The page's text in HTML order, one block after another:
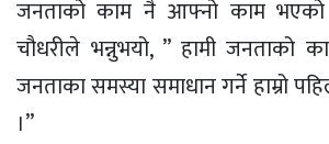
जनताको काम नै आफ्नो काम भएको
चौधरीले भन्नुभयो, ” हामी जनताको
जनताका समस्या समाधान गर्ने हाम्रो
।”